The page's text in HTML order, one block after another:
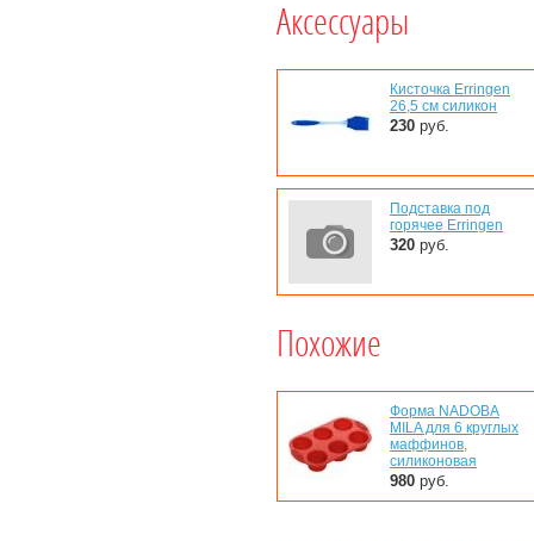
Аксессуары
Кисточка Erringen
26,5 см силикон
230 руб.
Подставка под
горячее Erringen
320 руб.
Похожие
Форма NADOBA
MILA для 6 круглых
маффинов,
силиконовая
980 руб.